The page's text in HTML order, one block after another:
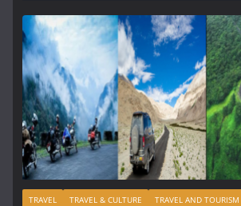
TRAVEL TRAVEL & CULTURE TRAVEL AND TOURISM